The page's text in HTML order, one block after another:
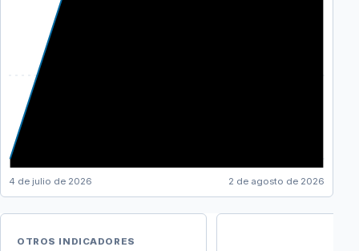
4 de julio de 2026 2 de agosto de 2026
OTROS INDICADORES